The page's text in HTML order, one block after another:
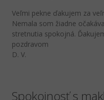
Veľmi pekne ďakujem za
Nemala som žiadne
stretnutia spokojná.
pozdravom
D. V.
Spokojnosť s